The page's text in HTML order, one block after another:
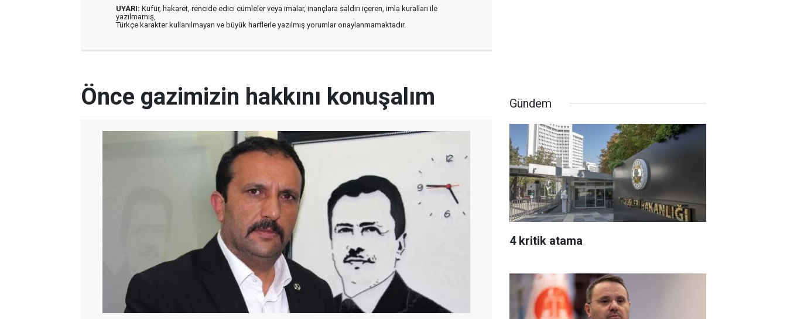
UYARI: Küfür, hakaret, rencide edici cümleler veya imalar, inançlara saldırı içeren, imla kuralları ile
yazılmamış,
Türkçe karakter kullanılmayan ve büyük harflerle yazılmış yorumlar onaylanmamaktadır.
Önce gazimizin hakkını konuşalım Gündem
4 kritik atama